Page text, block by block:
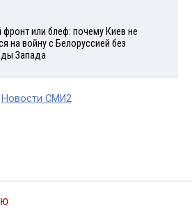
или блеф: почему Киев не
на войну с Белоруссией без
Запада
Новости СМИ2